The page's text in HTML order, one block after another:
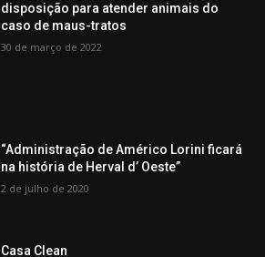
disposição para atender animais do
caso de maus-tratos
30 de março de 2022
“Administração de Américo Lorini ficará
na história de Herval d’ Oeste”
2 de julho de 2020
Casa Clean